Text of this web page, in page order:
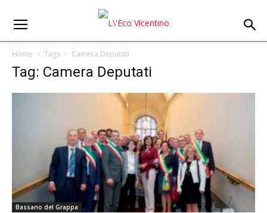
Home Tags Camera Deputati
Tag: Camera Deputati
Bassano del Grappa